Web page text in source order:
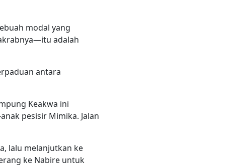
modal yang
adalah
antara
Keakwa ini
pesisir Mimi­ka. Jalan
lalu melanjutkan ke
ke Nabire untuk